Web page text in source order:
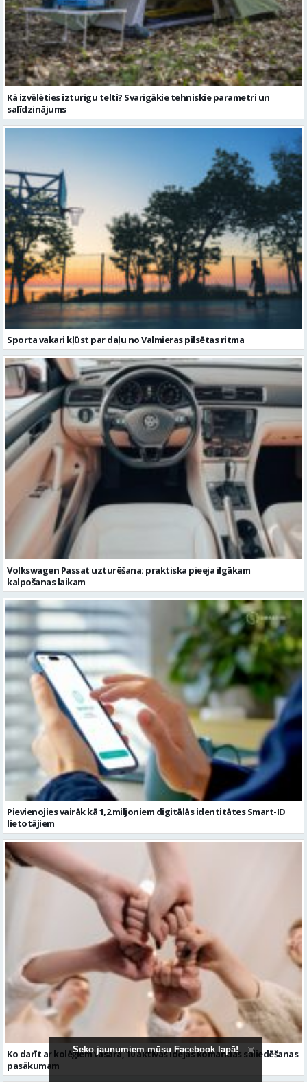
Kā izvēlēties izturīgu telti? Svarīgākie tehniskie parametri un
salīdzinājums
Sporta vakari kļūst par daļu no Valmieras pilsētas ritma
Volkswagen Passat uzturēšana: praktiska pieeja ilgākam
kalpošanas laikam
Pievienojies vairāk kā 1,2 miljoniem digitālās identitātes Smart-ID
lietotājiem
Ko darīt ar kolēģiem vasarā, 10 aktīvas idejas komandas saliedēšanas
pasākumam
Seko jaunumiem mūsu Facebook lapā!